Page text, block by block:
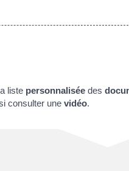
liste personnalisée des
consulter unevidéo.